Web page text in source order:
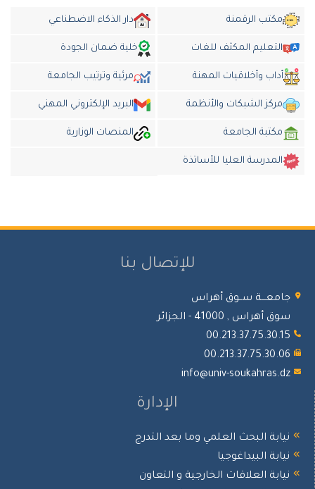
مكتب الرقمنة دار الذكاء الاضطناعي
التعليم المكثف للغات خلية ضمان الجودة
وأخلاقيات المهنة مرئية وترتيب الجامعة
مركز الشبكات والأنظمة البريد الإلكتروني المهني
مكتبة الجامعة المنصات الوزارية
المدرسة العليا للأساتذة
للإتصال بنا
ســوق أهراس
, 41000 - الجزائر
info@univ-
الإدارة
البحث العلمي وما بعد التدرج
البيداغوجيا
العلاقات الخارجية و التعاون